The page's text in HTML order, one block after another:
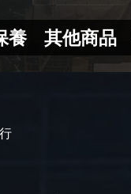
養 其他商品